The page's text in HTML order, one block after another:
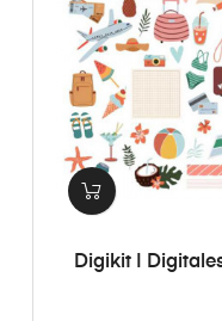
Digikit |